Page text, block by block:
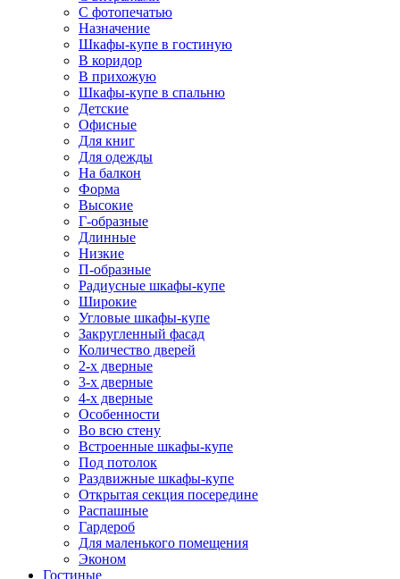
С фотопечатью
Назначение
Шкафы-купе в гостиную
В коридор
В прихожую
Шкафы-купе в спальню
Детские
Офисные
Для книг
Для одежды
На балкон
Форма
Высокие
Г-образные
Длинные
Низкие
П-образные
Радиусные шкафы-купе
Широкие
Угловые шкафы-купе
Закругленный фасад
Количество дверей
2-х дверные
3-х дверные
4-х дверные
Особенности
Во всю стену
Встроенные шкафы-купе
Под потолок
Раздвижные шкафы-купе
Открытая секция посередине
Распашные
Гардероб
Для маленького помещения
Эконом
Гостиные